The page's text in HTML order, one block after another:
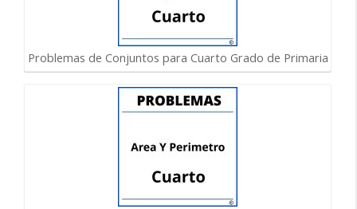
Problemas de Conjuntos para Cuarto Grado de Primaria